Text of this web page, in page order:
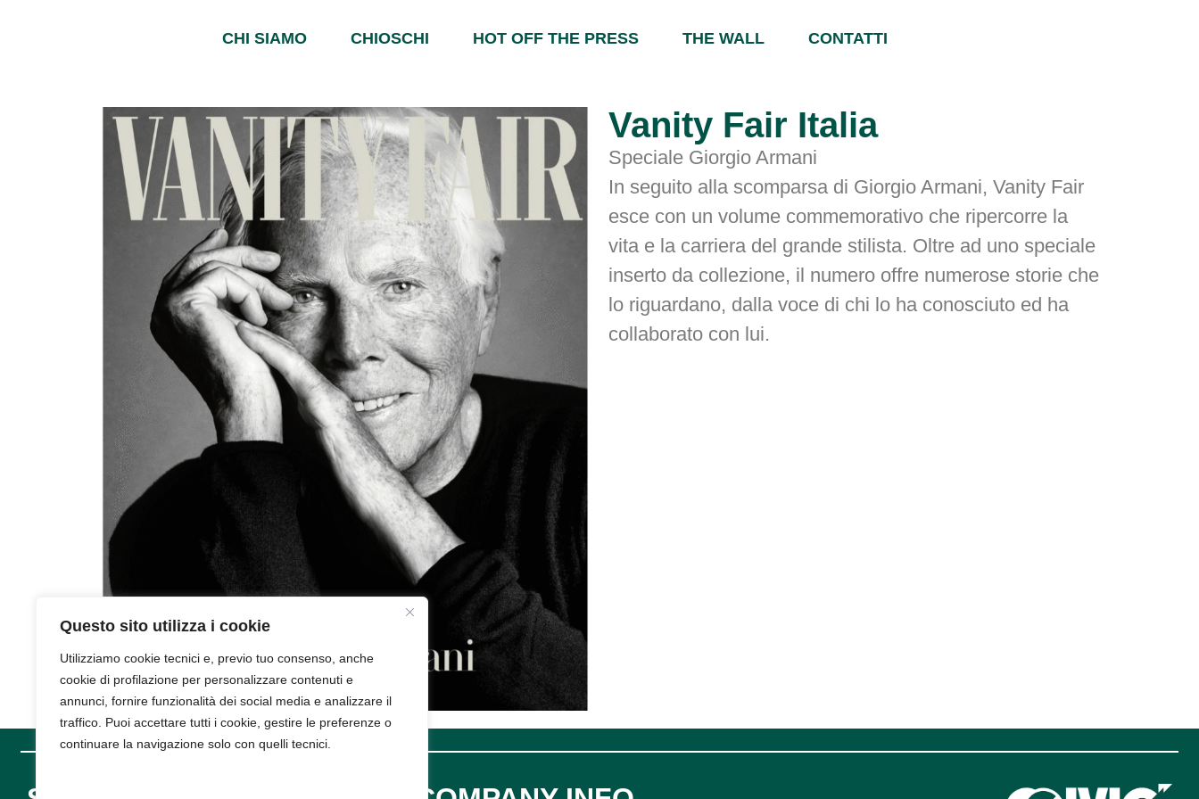
Questo sito utilizza i cookie
Utilizziamo cookie tecnici e, previo tuo consenso, anche
cookie di profilazione per personalizzare contenuti e
annunci, fornire funzionalità dei social media e analizzare il
traffico. Puoi accettare tutti i cookie, gestire le preferenze o
continuare la navigazione solo con quelli tecnici.
CHI SIAMO CHIOSCHI HOT OFF THE PRESS THE WALL CONTATTI
Vanity Fair Italia
Speciale Giorgio Armani
In seguito alla scomparsa di Giorgio Armani, Vanity Fair
esce con un volume commemorativo che ripercorre la
vita e la carriera del grande stilista. Oltre ad uno speciale
inserto da collezione, il numero offre numerose storie che
lo riguardano, dalla voce di chi lo ha conosciuto ed ha
collaborato con lui.